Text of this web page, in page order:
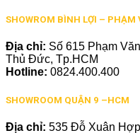
SHOWROM BÌNH LỢI – PHẠM
Địa chỉ: Số 615 Phạm
Thủ Đức, Tp.HCM
Hotline: 0824.400.400
SHOWROOM QUẬN 9 –HCM
Địa chỉ: 535 Đỗ Xuân